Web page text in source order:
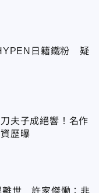
日籍鐵粉 疑
夫子成絕響！名作
歷曝
離世 許家傑慟：非